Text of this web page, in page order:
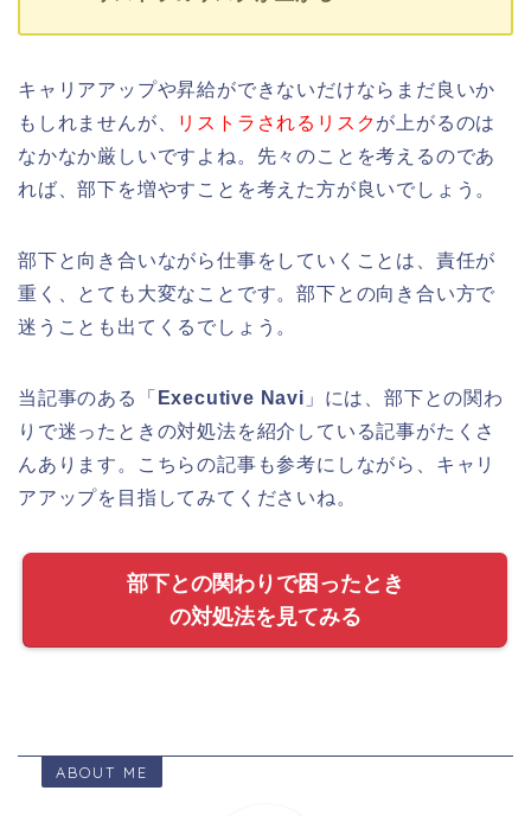
キャリアアップや昇給ができないだけならまだ良いか
もしれませんが、
リストラされるリスクが上がるのは
なかなか厳しいですよね。先々のことを考えるのであ
れば、部下を増やすことを考えた方が良いでしょう。
部下と向き合いながら仕事をしていくことは、責任が
重く、とても大変なことです。部下との向き合い方で
迷うことも出てくるでしょう。
当記事のある「 Executive Navi 」には、部下との関わ
りで迷ったときの対処法を紹介している記事がたくさ
んあります。こちらの記事も参考にしながら、キャリ
アアップを目指してみてくださいね。
部下との関わりで困ったとき
の対処法を見てみる
ABOUT ME